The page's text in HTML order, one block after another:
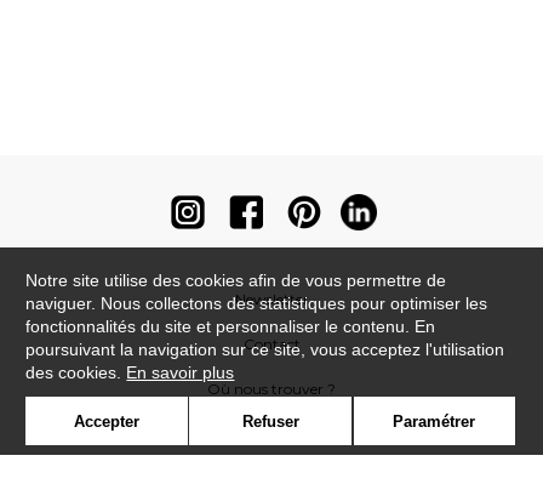
Newsletter
Contact
Où nous trouver ?
Notre site utilise des cookies afin de vous permettre de
naviguer. Nous collectons des statistiques pour optimiser les
fonctionnalités du site et personnaliser le contenu. En
poursuivant la navigation sur ce site, vous acceptez l'utilisation
des cookies. En savoir plus
Accepter Refuser Paramétrer